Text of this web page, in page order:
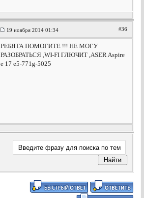
19 ноября 2014 01:34 #36
РЕБЯТА ПОМОГИТЕ !!! НЕ МОГУ
РАЗОБРАТЬСЯ ,WI-FI ГЛЮЧИТ ,ASER Aspire
e 17 e5-771g-5025